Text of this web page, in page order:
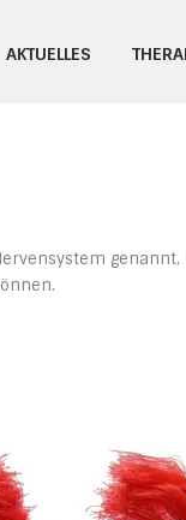
AKTUELLES